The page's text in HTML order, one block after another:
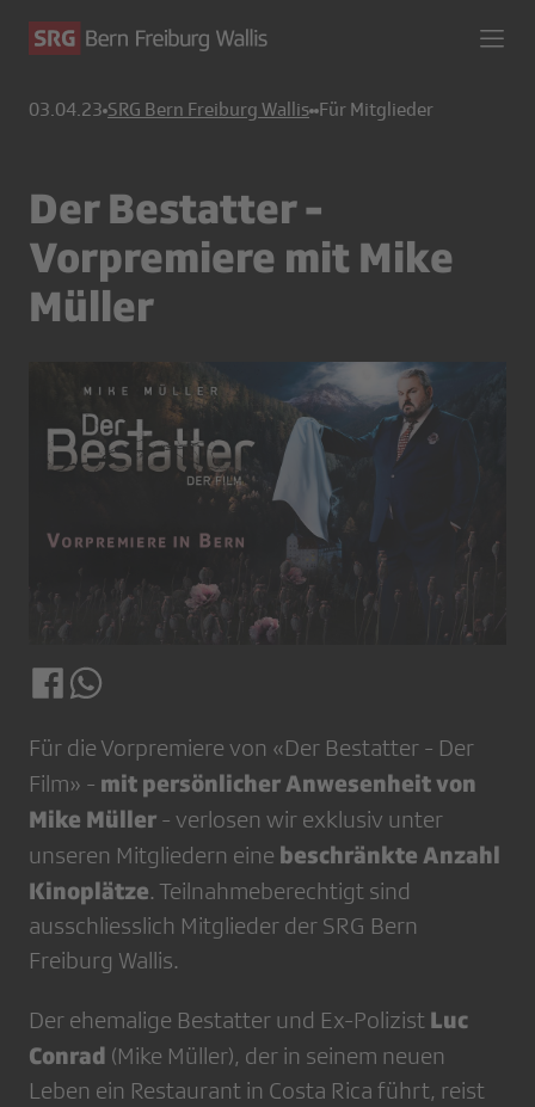
03.04.23 SRG Bern Freiburg Wallis Für Mitglieder
Der Bestatter -
Vorpremiere mit Mike
Müller
Für die Vorpremiere von «Der Bestatter - Der
Film» - mit persönlicher Anwesenheit von
Mike Müller - verlosen wir exklusiv unter
unseren Mitgliedern eine beschränkte Anzahl
Kinoplätze. Teilnahmeberechtigt sind
ausschliesslich Mitglieder der SRG Bern
Freiburg Wallis.
Der ehemalige Bestatter und Ex-Polizist Luc
Conrad (Mike Müller), der in seinem neuen
Leben ein Restaurant in Costa Rica führt, reist